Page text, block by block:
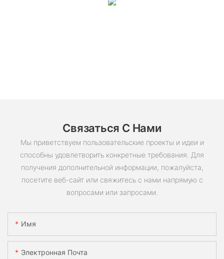
Связаться С Нами
Мы приветствуем пользовательские проекты и идеи и
способны удовлетворить конкретные требования. Для
получения дополнительной информации, пожалуйста,
посетите веб-сайт или свяжитесь с нами напрямую с
вопросами или запросами.
Имя
Электронная Почта